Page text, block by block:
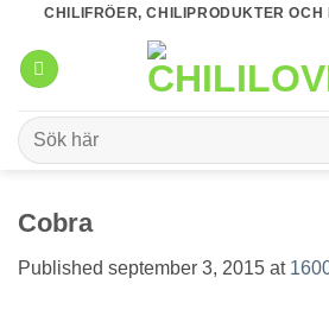
content
CHILIFRÖER, CHILIPRODUKTER
Sök
efter:
Cobra
Published september 3, 2015 at